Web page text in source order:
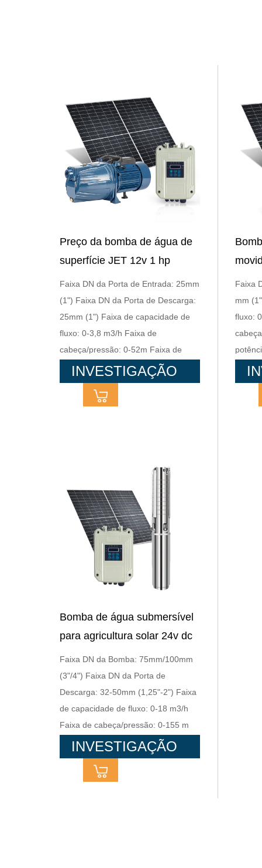
Preço da bomba de água de
superfície JET 12v 1 hp
movida a energia solar
Faixa DN da Porta de Entrada: 25mm
(1") Faixa DN da Porta de Descarga:
25mm (1") Faixa de capacidade de
fluxo: 0-3,8 m3/h Faixa de
cabeça/pressão: 0-52m Faixa de
potência: 370-750 w
INVESTIGAÇÃO
Faixa
mm
fluxo:
Bomba de água submersível
para agricultura solar 24v dc
Faixa DN da Bomba: 75mm/100mm
(3"/4") Faixa DN da Porta de
Descarga: 32-50mm (1,25"-2") Faixa
de capacidade de fluxo: 0-18 m3/h
Faixa de cabeça/pressão: 0-155 m
Faixa de potência: 300-1300 w
INVESTIGAÇÃO